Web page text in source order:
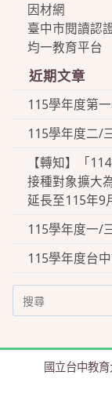
因材網
臺中市閱讀認
均一教育平台
近期文章
115學年度第
115學年度二/
【轉知】「
接種對象擴大
延長至115年9
115學年度一/
115學年度台
Search
for:
國立台中教